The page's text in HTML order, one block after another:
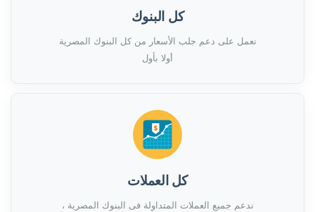
كل البنوك
نعمل على دعم جلب الأسعار من كل البنوك المصرية
أولا بأول
كل العملات
ندعم جميع العملات المتداولة فى البنوك المصرية ،